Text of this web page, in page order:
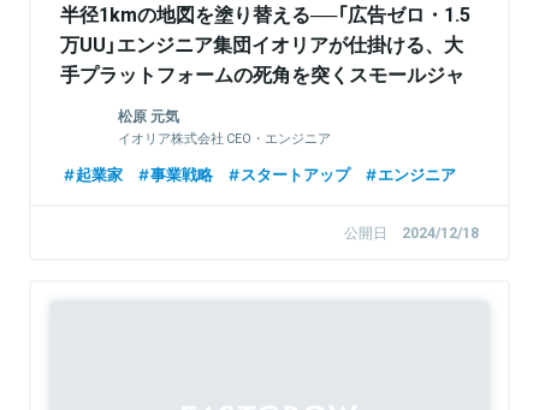
半径1kmの地図を塗り替える──「広告ゼロ・1.5
万UU」エンジニア集団イオリアが仕掛ける、大
手プラットフォームの死角を突くスモールジャ
イアント戦略
松原 元気
イオリア株式会社 CEO・エンジニア
起業家 事業戦略 スタートアップ エンジニア
公開日 2024/12/18